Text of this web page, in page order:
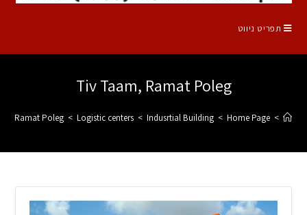
תפריט ניווט
Tiv Taam, Ramat Poleg
>
Home Page
>
Indusrtial Building
>
Logistic centers
>
Ramat Poleg